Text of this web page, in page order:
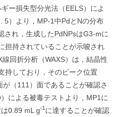
ー損失型分光法（EELS）によ
5）より，MP-1中PdとNの分布
され，生成したPdNPsはG3-mに
担持されていることが示唆され
回折分析（WAXS）は，結晶性
持しており，そのピーク位置
が（111）面であることが確認さ
による被毒テストより，MP1に
0.89 mL g-1 に達することが確認